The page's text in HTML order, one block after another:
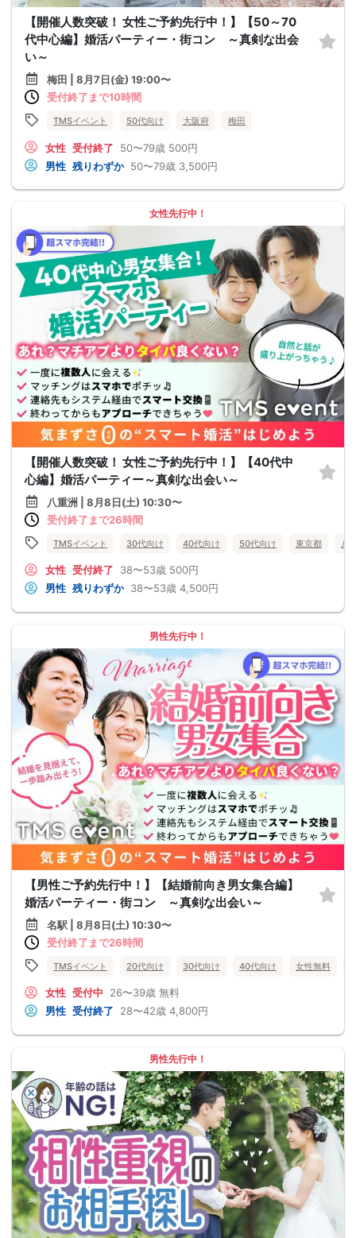
【開催人数突破！ 女性ご予約先行中！】【50～70
代中心編】婚活パーティー・街コン ～真剣な出会
い～
梅田 | 8月7日(金) 19:00〜
受付終了まで10時間
TMSイベント 50代向け 大阪府 梅田
女性 受付終了 50〜79歳 500円
男性 残りわずか 50〜79歳 3,500円
女性先行中！
【開催人数突破！ 女性ご予約先行中！】【40代中
心編】婚活パーティー～真剣な出会い～
八重洲 | 8月8日(土) 10:30〜
受付終了まで26時間
TMSイベント 30代向け 40代向け 50代向け 東京都 八
女性 受付終了 38〜53歳 500円
男性 残りわずか 38〜53歳 4,500円
男性先行中！
【男性ご予約先行中！】【結婚前向き男女集合編】
婚活パーティー・街コン ～真剣な出会い～
名駅 | 8月8日(土) 10:30〜
受付終了まで26時間
TMSイベント 20代向け 30代向け 40代向け 女性無料
女性 受付中 26〜39歳 無料
男性 受付終了 28〜42歳 4,800円
男性先行中！